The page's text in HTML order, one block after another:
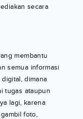
secara
membantu
semua informasi
dimana
tugas ataupun
lagi, karena
foto,